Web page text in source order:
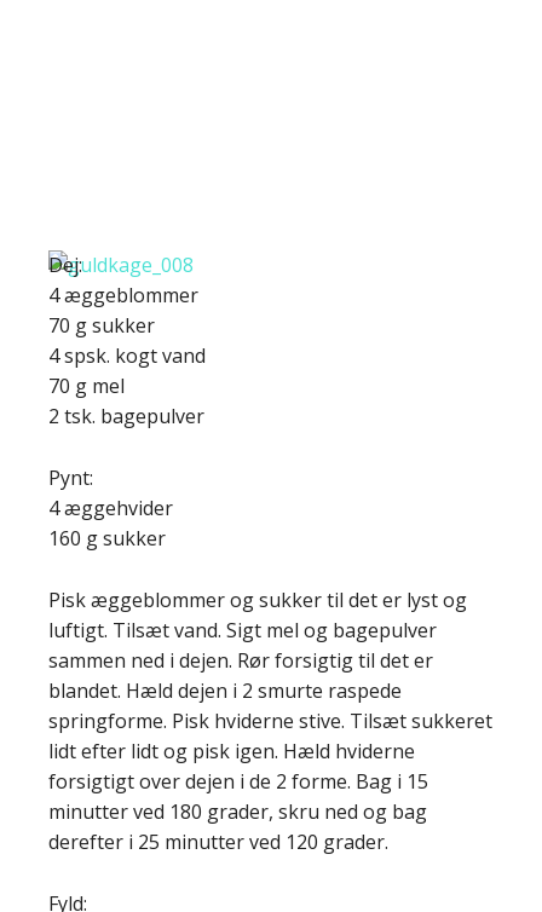
Dej:
4 æggeblommer
70 g sukker
4 spsk. kogt vand
70 g mel
2 tsk. bagepulver
Pynt:
4 æggehvider
160 g sukker
Pisk æggeblommer og sukker til det er lyst og
luftigt. Tilsæt vand. Sigt mel og bagepulver
sammen ned i dejen. Rør forsigtig til det er
blandet. Hæld dejen i 2 smurte raspede
springforme. Pisk hviderne stive. Tilsæt sukkeret
lidt efter lidt og pisk igen. Hæld hviderne
forsigtigt over dejen i de 2 forme. Bag i 15
minutter ved 180 grader, skru ned og bag
derefter i 25 minutter ved 120 grader.
Fyld: